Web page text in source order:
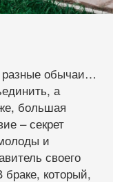
разные обычаи…
а
большая
– секрет
и
своего
который,